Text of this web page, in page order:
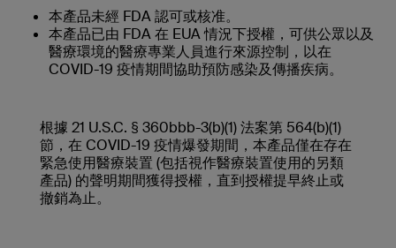
本產品未經 FDA 認可或核准。
本產品已由 FDA 在 EUA 情況下授權，可供公眾以及
醫療環境的醫療專業人員進行來源控制，以在
COVID-19 疫情期間協助預防感染及傳播疾病。
根據 21 U.S.C. § 360bbb-3(b)(1) 法案第 564(b)(1)
節，在 COVID-19 疫情爆發期間，本產品僅在存在
緊急使用醫療裝置 (包括視作醫療裝置使用的另類
產品) 的聲明期間獲得授權，直到授權提早終止或
撤銷為止。